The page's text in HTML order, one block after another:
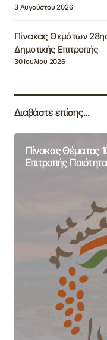
3 Αυγούστου 2026
Πίνακας Θεμάτων
Δημοτικής Επιτροπής
30 Ιουλίου 2026
Διαβάστε επίσης...
Πίνακας Θέματος
Επιτροπής